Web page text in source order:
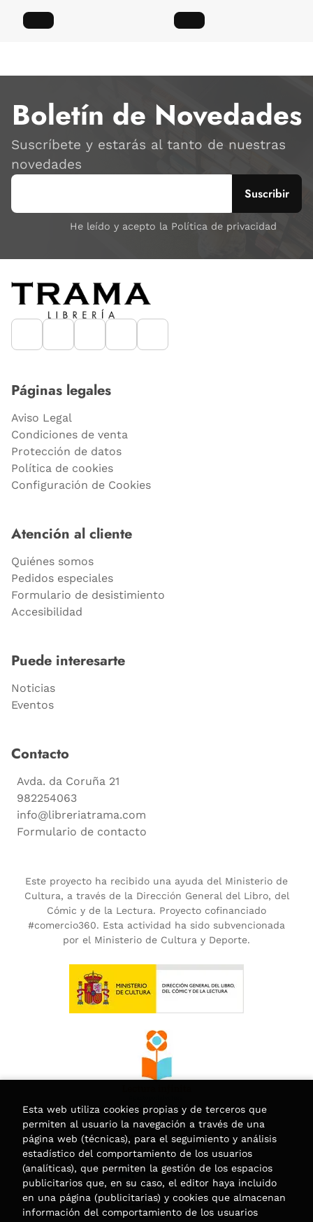
Boletín de Novedades
Suscríbete y estarás al tanto de nuestras
novedades
He leído y acepto la Política de privacidad
Páginas legales
Aviso Legal
Condiciones de venta
Protección de datos
Política de cookies
Configuración de Cookies
Atención al cliente
Quiénes somos
Pedidos especiales
Formulario de desistimiento
Accesibilidad
Puede interesarte
Noticias
Eventos
Contacto
Avda. da Coruña 21
982254063
info@libreriatrama.com
Formulario de contacto
Este proyecto ha recibido una ayuda del Ministerio de
Cultura, a través de la Dirección General del Libro, del
Cómic y de la Lectura. Proyecto cofinanciado
#comercio360. Esta actividad ha sido subvencionada
por el Ministerio de Cultura y Deporte.
Esta web utiliza cookies propias y de terceros que
permiten al usuario la navegación a través de una
página web (técnicas), para el seguimiento y análisis
estadístico del comportamiento de los usuarios
(analíticas), que permiten la gestión de los espacios
publicitarios que, en su caso, el editor haya incluido
en una página (publicitarias) y cookies que almacenan
información del comportamiento de los usuarios